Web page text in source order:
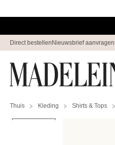
Direct bestellen Nieuwsbrief aanvragen
Thuis Kleding Shirts & Tops